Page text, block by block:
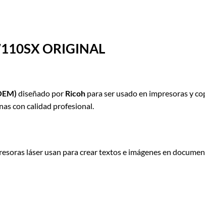
ORIGINAL
diseñado por Ricoh para ser usado en impresoras y
con calidad profesional.
láser usan para crear textos e imágenes en